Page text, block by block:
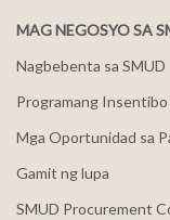
MAG NEGOSYO SA
Nagbebenta sa SMUD
Programang
Mga Oportunidad sa
Gamit ng lupa
SMUD Procurement